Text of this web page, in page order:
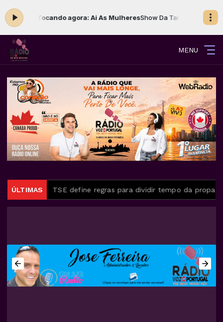
-Tocando agora: Ai As MulheresShow Da Tarde com Judite Silva
MENU
ÚLTIMASTSE define regras para dividir tempo da propaganda